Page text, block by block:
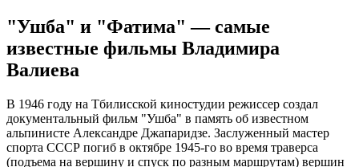
"Ушба" и "Фатима" — самые
известные фильмы Владимира
Валиева
В 1946 году на Тбилисской киностудии режиссер создал
документальный фильм "Ушба" в память об известном
альпинисте Александре Джапаридзе. Заслуженный мастер
спорта СССР погиб в октябре 1945-го во время траверса
(подъема на вершину и спуск по разным маршрутам) вершин